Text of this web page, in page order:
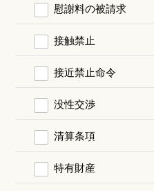
慰謝料の被請求
接触禁止
接近禁止命令
没性交渉
清算条項
特有財産